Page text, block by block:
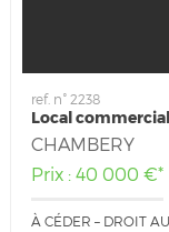
ref. n° 2238
Local commercial
CHAMBERY
Prix : 40 000 €*
À CÉDER – DROIT